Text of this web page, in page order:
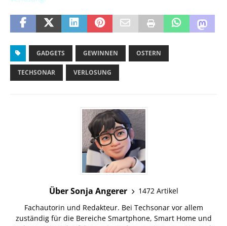
GADGETS GEWINNEN OSTERN
TECHSONAR VERLOSUNG
Über Sonja Angerer
1472 Artikel
Fachautorin und Redakteur. Bei Techsonar vor allem
zuständig für die Bereiche Smartphone, Smart Home und